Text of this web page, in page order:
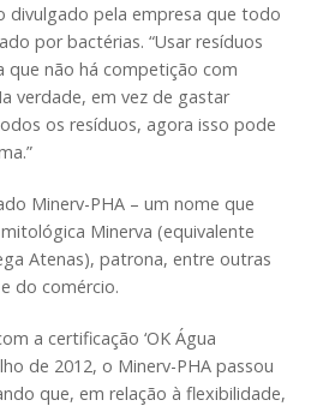
divulgado pela empresa que todo
por bactérias. “Usar resíduos
que não há competição com
verdade, em vez de gastar
os resíduos, agora isso pode
Minerv-PHA – um nome que
Minerva (equivalente
Atenas), patrona, entre outras
do comércio.
a certificação ‘OK Água
de 2012, o Minerv-PHA passou
que, em relação à flexibilidade,